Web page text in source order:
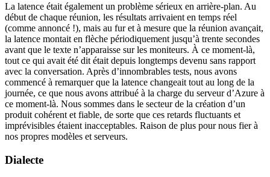
La latence était également un problème sérieux en arrière-plan. Au
début de chaque réunion, les résultats arrivaient en temps réel
(comme annoncé !), mais au fur et à mesure que la réunion avançait,
la latence montait en flèche périodiquement jusqu’à trente secondes
avant que le texte n’apparaisse sur les moniteurs. À ce moment-là,
tout ce qui avait été dit était depuis longtemps devenu sans rapport
avec la conversation. Après d’innombrables tests, nous avons
commencé à remarquer que la latence changeait tout au long de la
journée, ce que nous avons attribué à la charge du serveur d’Azure à
ce moment-là. Nous sommes dans le secteur de la création d’un
produit cohérent et fiable, de sorte que ces retards fluctuants et
imprévisibles étaient inacceptables. Raison de plus pour nous fier à
nos propres modèles et serveurs.
Dialecte